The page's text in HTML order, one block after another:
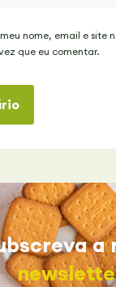
nome, email e site
que eu comentar.
a